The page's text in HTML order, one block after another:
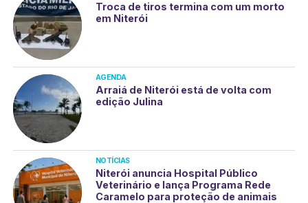
Troca de tiros termina com um morto
em Niterói
AGENDA
Arraiá de Niterói está de volta com
edição Julina
NOTÍCIAS
Niterói anuncia Hospital Público
Veterinário e lança Programa Rede
Caramelo para proteção de animais